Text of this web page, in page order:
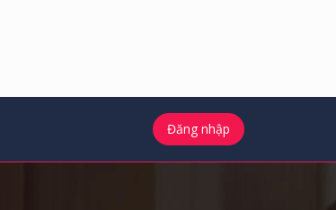
Đăng nhập